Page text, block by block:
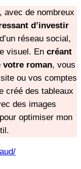
avec de nombreux
d’investir
réseau social,
visuel. En créant
votre roman, vous
ou vos comptes
créé des tableaux
des images
optimiser mon